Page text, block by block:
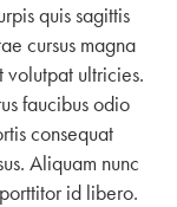
quis sagittis
cursus magna
volutpat ultricies.
faucibus odio
consequat
Aliquam nunc
id libero.